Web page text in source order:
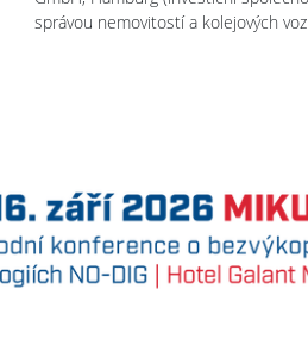
správou nemovitostí a kolejových